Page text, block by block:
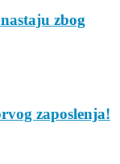
zbog
zaposlenja!